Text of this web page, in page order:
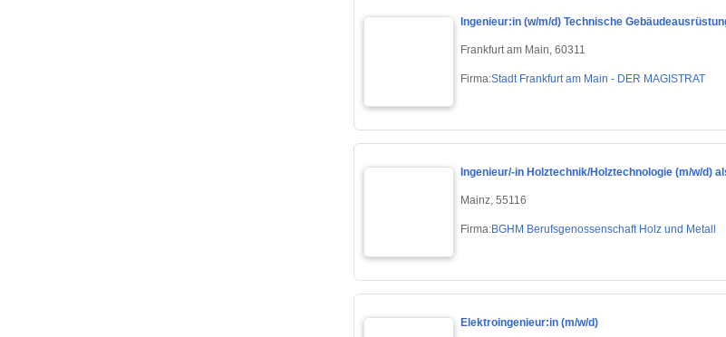
Ingenieur:in (w/m/d) Technische
Frankfurt am Main, 60311
Firma:Stadt Frankfurt am Main - DER MAGISTRAT
Ingenieur/-in Holztechnik/Holztechnologie (m/w/d)
Mainz, 55116
Firma:BGHM Berufsgenossenschaft Holz und Metall
Elektroingenieur:in (m/w/d)